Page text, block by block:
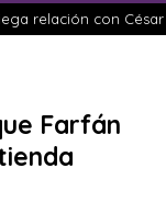
relación con
Farfán